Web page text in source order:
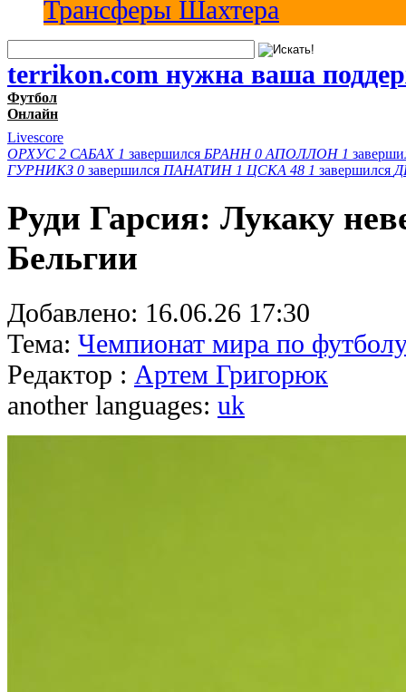
Трансферы Шахтера
terrikon.com нужна ваша
Футбол
Онлайн
Livescore
ОРХУС 2 САБАХ 1 завершился БРАНН 0 АПОЛЛОН 1
ГУРНИКЗ 0 завершился ПАНАТИН 1 ЦСКА 48 1 завершился
Руди Гарсия: Лукаку
Бельгии
Добавлено: 16.06.26 17:30
Тема: Чемпионат мира по
Редактор : Артем Григорюк
another languages: uk